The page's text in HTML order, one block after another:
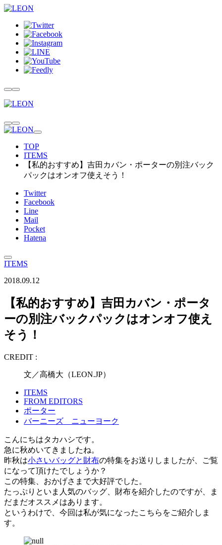
TOP
ITEMS
【私的おすすめ】吉田カバン・ポーターの別注バック
パックはオンオフ使えそう！
Twitter
Facebook
Line
Mail
Pocket
Hatena
ITEMS
2018.09.12
【私的おすすめ】吉田カバン・ポータ
ーの別注バックパックはオンオフ使え
そう！
CREDIT :
文／高橋大（LEON.JP）
ITEMS
FROM EDITORS
ポーター
バーニーズ ニューヨーク
こんにちはタカハシです。
急に秋めいてきましたね。
昨秋は小さいバッグと財布の特集をお送りしましたが、ご覧
になって頂けたでしょうか？
この特集、おかげさまで大好評でした。
たっぷりといま人気のバッグ、財布を紹介したのですが、ま
だまだオススメはあります。
というわけで、今回は私が気になったこちらをご紹介しま
す。